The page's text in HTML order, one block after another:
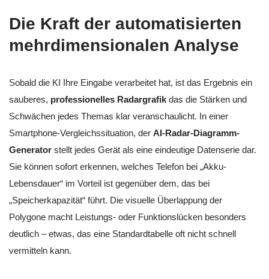
Die Kraft der automatisierten
mehrdimensionalen Analyse
Sobald die KI Ihre Eingabe verarbeitet hat, ist das Ergebnis ein
sauberes, professionelles Radargrafik das die Stärken und
Schwächen jedes Themas klar veranschaulicht. In einer
Smartphone-Vergleichssituation, der AI-Radar-Diagramm-
Generator stellt jedes Gerät als eine eindeutige Datenserie dar.
Sie können sofort erkennen, welches Telefon bei „Akku-
Lebensdauer“ im Vorteil ist gegenüber dem, das bei
„Speicherkapazität“ führt. Die visuelle Überlappung der
Polygone macht Leistungs- oder Funktionslücken besonders
deutlich – etwas, das eine Standardtabelle oft nicht schnell
vermitteln kann.